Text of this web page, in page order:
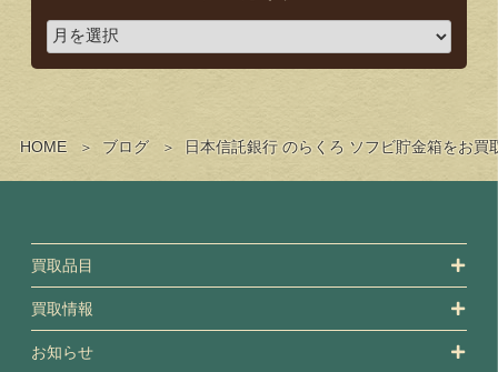
HOME ブログ 日本信託銀行 のらくろ ソフビ貯金箱をお買
買取品目
買取情報
お知らせ